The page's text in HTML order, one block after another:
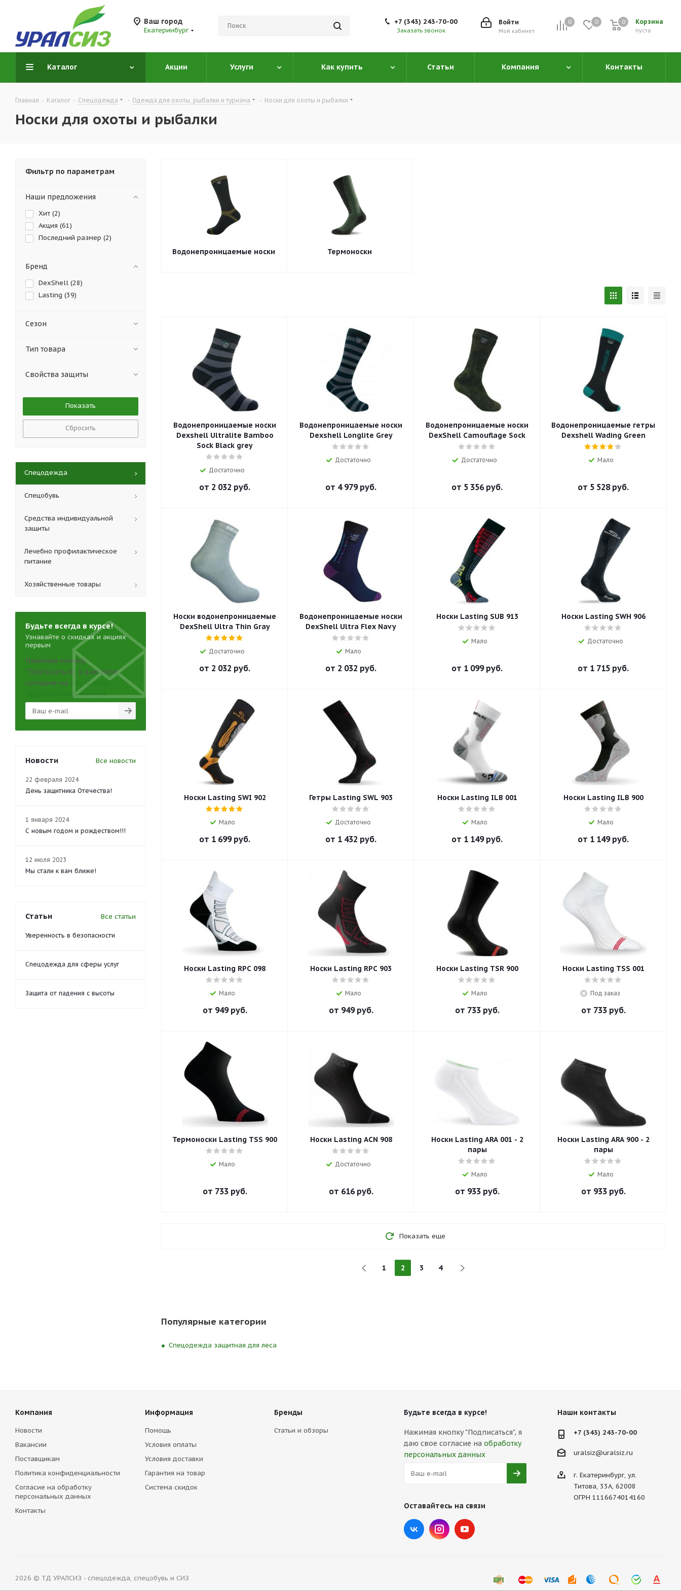
Ваш город
Екатеринбург
0 0 Корзина
0
пуста
0
Войти
Мой кабинет
+7 (343) 243-70-00
Заказать звонок
Каталог Акции Услуги Как купить Статьи Компания Контакты
Главная - Каталог - Спецодежда - Одежда для охоты, рыбалки и туризма - Носки для охоты и рыбалки
Носки для охоты и рыбалки
Водонепроницаемые носки Термоноски
Водонепроницаемые носки
Dexshell Ultralite Bamboo
Sock Black grey
Достаточно
от 2 032 руб.
Водонепроницаемые носки
Dexshell Longlite Grey
Достаточно
от 4 979 руб.
Водонепроницаемые носки
DexShell Camouflage Sock
Достаточно
от 5 356 руб.
Водонепроницаемые гетры
Dexshell Wading Green
Мало
от 5 528 руб.
Носки водонепроницаемые
DexShell Ultra Thin Gray
Достаточно
от 2 032 руб.
Водонепроницаемые носки
DexShell Ultra Flex Navy
Мало
от 2 032 руб.
Носки Lasting SUB 913
Мало
от 1 099 руб.
Носки Lasting SWH 906
Достаточно
от 1 715 руб.
Носки Lasting SWI 902
Мало
от 1 699 руб.
Гетры Lasting SWL 903
Достаточно
от 1 432 руб.
Носки Lasting ILB 001
Мало
от 1 149 руб.
Носки Lasting ILB 900
Мало
от 1 149 руб.
Носки Lasting RPC 098
Мало
от 949 руб.
Носки Lasting RPC 903
Мало
от 949 руб.
Носки Lasting TSR 900
Мало
от 733 руб.
Носки Lasting TSS 001
Под заказ
от 733 руб.
Термоноски Lasting TSS 900
Мало
от 733 руб.
Носки Lasting ACN 908
Достаточно
от 616 руб.
Носки Lasting ARA 001 - 2
пары
Мало
от 933 руб.
Носки Lasting ARA 900 - 2
пары
Мало
от 933 руб.
Показать еще
1 2 3 4
Популярные категории
Спецодежда защитная для леса
Фильтр по параметрам
Наши предложения
Хит (2)
Акция (61)
Последний размер (2)
Бренд
DexShell (28)
Lasting (39)
Сезон
Тип товара
Свойства защиты
Сбросить
Спецодежда
Спецобувь
Средства индивидуальной
защиты
Лечебно профилактическое
питание
Хозяйственные товары
Будьте всегда в курсе!
Узнавайте о скидках и акциях
первым
Нажимая кнопку
"Подписаться", я даю свое
согласие на
обработку
персональных данных
Новости Все новости
22 февраля 2024
День защитника Отечества!
1 января 2024
С новым годом и рождеством!!!
12 июля 2023
Мы стали к вам ближе!
Статьи Все статьи
Уверенность в безопасности
Спецодежда для сферы услуг
Защита от падения с высоты
Компания
Новости
Вакансии
Поставщикам
Политика конфиденциальности
Согласие на обработку
персональных данных
Контакты
Информация
Помощь
Условия оплаты
Условия доставки
Гарантия на товар
Система скидок
Бренды
Статьи и обзоры
Будьте всегда в курсе!
Нажимая кнопку "Подписаться", я
даю свое согласие на обработку
персональных данных
Оставайтесь на связи
Наши контакты
+7 (343) 243-70-00
uralsiz@uralsiz.ru
г. Екатеринбург, ул.
Титова, 33А, 62008
ОГРН 1116674014160
2026 © ТД УРАЛСИЗ - спецодежда, спецобувь и СИЗ